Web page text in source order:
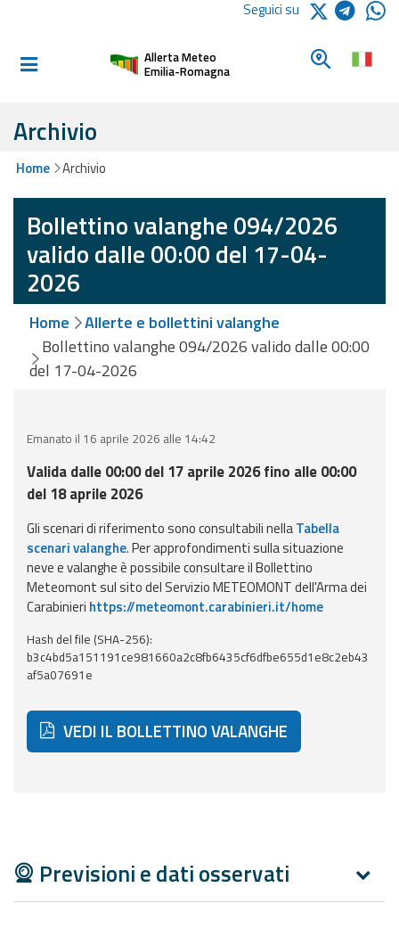
Informati e
Allerte E
Allerte e
Bollettini
Meteo
Allerte e
Bollettini
Valanghe
Previsioni meteo e
marine
Dati osservati
Radar meteo
Strumenti
Operativi
Informazioni
utili
Seguici su
Allerta Meteo
Emilia-Romagna
Cerca un
Archivio
Home Archivio
Bollettino valanghe 094/2026
valido dalle 00:00 del 17-04-
2026
Home
Allerte e bollettini valanghe
Bollettino valanghe 094/2026 valido dalle 00:00
del 17-04-2026
Emanato il 16 aprile 2026 alle 14:42
Valida dalle 00:00 del 17 aprile 2026 fino alle 00:00
del 18 aprile 2026
Gli scenari di riferimento sono consultabili nellaTabella
scenari valanghe. Per approfondimenti sulla situazione
neve e valanghe è possibile consultare il Bollettino
Meteomont sul sito del Servizio METEOMONT dell'Arma dei
Carabinieri https://meteomont.carabinieri.it/home
Hash del file (SHA-256):
b3c4bd5a151191ce981660a2c8fb6435cf6dfbe655d1e8c2eb43
af5a07691e
VEDI IL BOLLETTINO VALANGHE
Previsioni e dati osservati